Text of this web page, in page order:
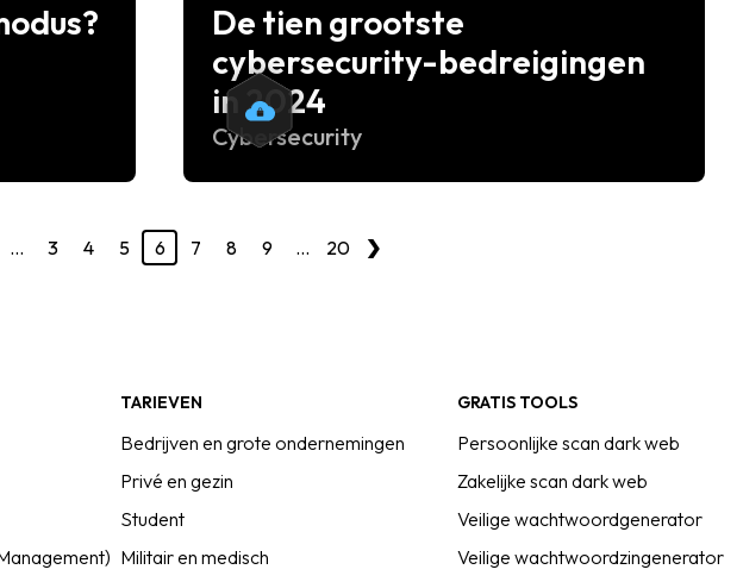
De tien grootste
cybersecurity-bedreigingen
in 2024
Cybersecurity
… 3 4 5 6 7 8 9 … 20 ›
TARIEVEN
Bedrijven en grote ondernemingen
Privé en gezin
Student
Militair en medisch
GRATIS TOOLS
Persoonlijke scan dark web
Zakelijke scan dark web
Veilige wachtwoordgenerator
Veilige wachtwoordzingenerator